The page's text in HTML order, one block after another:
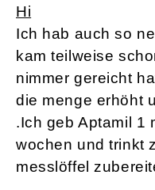
Hi
Ich hab auch so
kam teilweise
nimmer gereicht
die menge erhöht
.Ich geb Aptamil 1
wochen und trinkt
messlöffel